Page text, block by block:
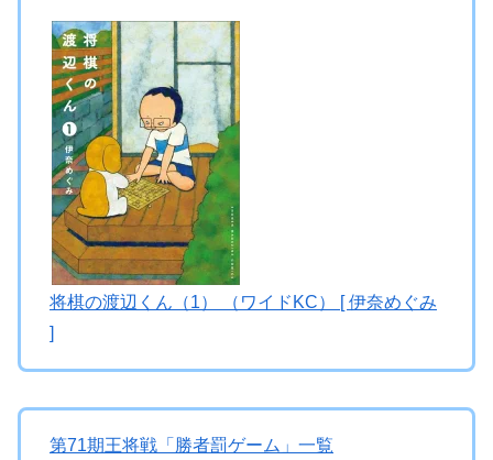
将棋の渡辺くん（1） （ワイドKC） [ 伊奈めぐみ
]
第71期王将戦「勝者罰ゲーム」一覧